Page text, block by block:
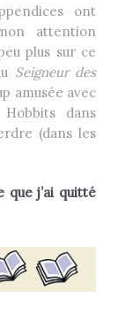
ont
attention
plus sur ce
Seigneur des
amusée avec
dans
(dans les
que j’ai quitté